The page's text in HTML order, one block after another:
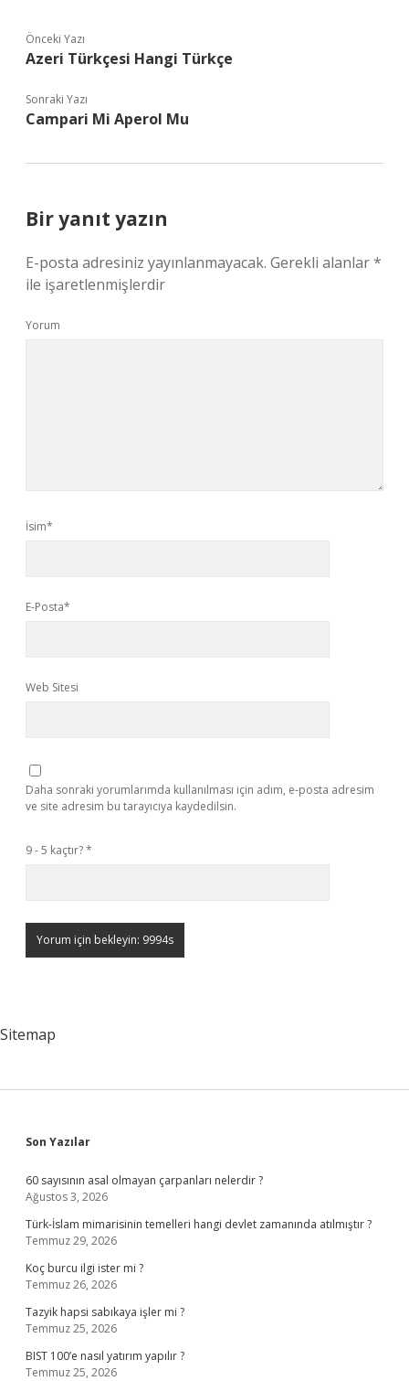
Önceki Yazı
Azeri Türkçesi Hangi Türkçe
Sonraki Yazı
Campari Mi Aperol Mu
Bir yanıt yazın
E-posta adresiniz yayınlanmayacak. Gerekli alanlar*
ile işaretlenmişlerdir
Yorum
İsim*
E-Posta*
Web Sitesi
Daha sonraki yorumlarımda kullanılması için adım, e-posta adresim
ve site adresim bu tarayıcıya kaydedilsin.
9 - 5 kaçtır?*
Sitemap
Sidebar
Son Yazılar
60 sayısının asal olmayan çarpanları nelerdir ?
Ağustos 3, 2026
Türk-İslam mimarisinin temelleri hangi devlet zamanında atılmıştır ?
Temmuz 29, 2026
Koç burcu ilgi ister mi ?
Temmuz 26, 2026
Tazyik hapsi sabıkaya işler mi ?
Temmuz 25, 2026
BIST 100’e nasıl yatırım yapılır ?
Temmuz 25, 2026